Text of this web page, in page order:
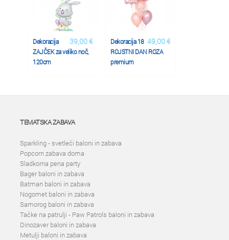
39,00 €
Dekoracija
ZAJČEK za veliko noč,
120cm
49,00 €
Dekoracija 18
ROJSTNI DAN ROZA
premium
TEMATSKA ZABAVA
Sparkling - svetleči baloni in zabava
Popcorn zabava doma
Sladkorna pena party
Bager baloni in zabava
Batman baloni in zabava
Nogomet baloni in zabava
Samorog baloni in zabava
Tačke na patrulji - Paw Patrols baloni in zabava
Dinozaver baloni in zabava
Metulji baloni in zabava